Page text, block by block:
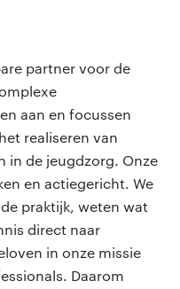
partner voor de
aan en focussen
realiseren van
in de jeugdzorg. Onze
en actiegericht. We
praktijk, weten wat
direct naar
in onze missie
Daarom